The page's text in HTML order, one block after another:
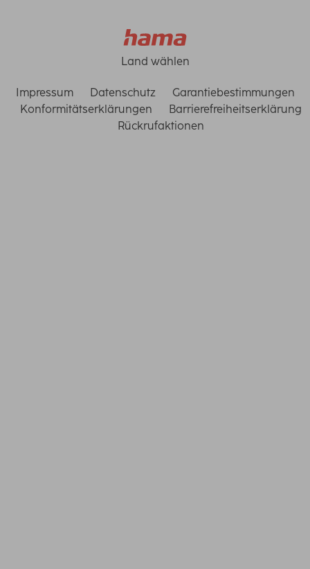
Land wählen
Impressum Datenschutz
Garantiebestimmungen
Konformitätserklärungen
Barrierefreiheitserklärung
Rückrufaktionen